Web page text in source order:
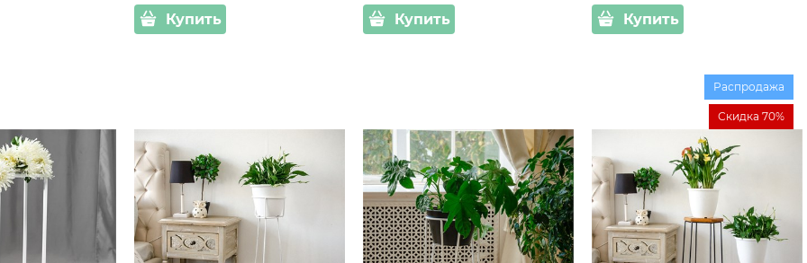
Купить Купить Купить
Распродажа
Скидка 70%